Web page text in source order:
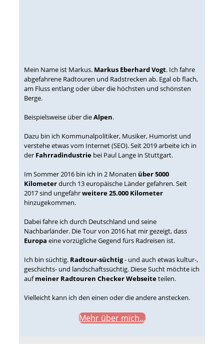
Mein Name ist Markus. Markus Eberhard Vogt. Ich fahre
abgefahrene Radtouren und Radstrecken ab. Egal ob flach,
am Fluss entlang oder über die höchsten und schönsten
Berge.
Beispielsweise über dieAlpen.
Dazu bin ich Kommunalpolitiker, Musiker, Humorist und
verstehe etwas vom Internet (SEO). Seit 2019 arbeite ich in
der Fahrradindustrie bei Paul Lange in Stuttgart.
Im Sommer 2016 bin ich in 2 Monaten über 5000
Kilometerdurch 13 europäische Länder gefahren. Seit
2017 sind ungefährweitere 25.000 Kilometer
hinzugekommen.
Dabei fahre ich durch Deutschland und seine
Nachbarländer. Die Tour von 2016 hat mir gezeigt, dass
Europa eine vorzügliche Gegend fürs Radreisen ist.
Ich bin süchtig. Radtour-süchtig- und auch etwas kultur-,
geschichts- und landschaftssüchtig. Diese Sucht möchte ich
aufmeiner Radtouren Checker Webseiteteilen.
Vielleicht kann ich den einen oder die andere anstecken.
Mehr über mich...